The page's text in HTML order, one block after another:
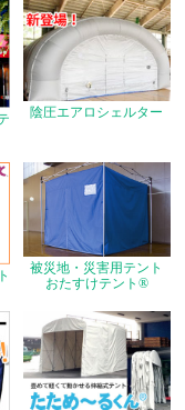
陰圧エアロシェルター
被災地・災害用テント
おたすけテント®